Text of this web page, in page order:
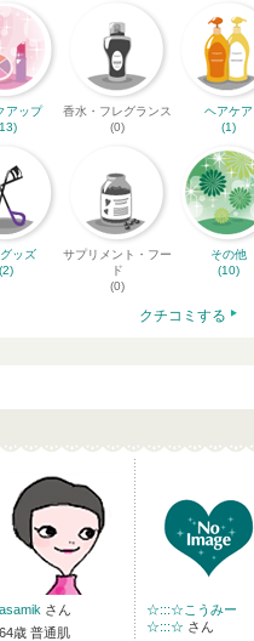
アップ
香水・フレグランス
(0)
ヘアケア
(1)
ッズ
(2)
サプリメント・フー
ド
(0)
その他
(10)
クチコミする
asamik さん
64歳 普通肌
☆:::☆こうみー
☆:::☆ さん